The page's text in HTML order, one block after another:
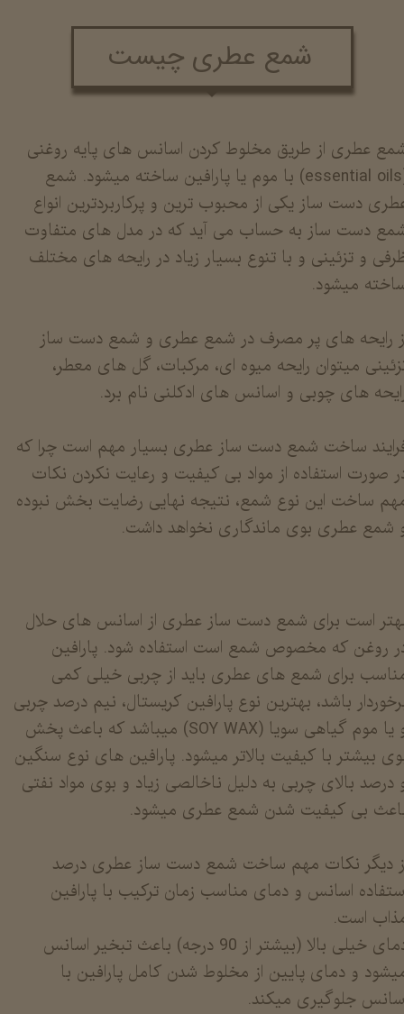
عطری از طریق مخلوط کردن اسانس های پایه روغنی
(essential oils) با موم یا پارافین ساخته میشود. شمع
دست ساز یکی از محبوب ترین و پرکاربردترین انواع
دست ساز به حساب می آید که در مدل های متفاوت
و تزئینی و با تنوع بسیار زیاد در رایحه های مختلف
میشود.
رایحه های پر مصرف در شمع عطری و شمع دست ساز
میتوان رایحه میوه ای، مرکبات، گل های معطر،
های چوبی و اسانس های ادکلنی نام برد.
ساخت شمع دست ساز عطری بسیار مهم است چرا که
صورت استفاده از مواد بی کیفیت و رعایت نکردن نکات
ساخت این نوع شمع، نتیجه نهایی رضایت بخش نبوده
شمع عطری بوی ماندگاری نخواهد داشت.
است برای شمع دست ساز عطری از اسانس های حلال
روغن که مخصوص شمع است استفاده شود. پارافین
برای شمع های عطری باید از چربی خیلی کمی
باشد، بهترین نوع پارافین کریستال، نیم درصد چربی
و یا موم گیاهی سویا (SOY WAX) میباشد که باعث پخش
بیشتر با کیفیت بالاتر میشود. پارافین های نوع سنگین
درصد بالای چربی به دلیل ناخالصی زیاد و بوی مواد نفتی
بی کیفیت شدن شمع عطری میشود.
دیگر نکات مهم ساخت شمع دست ساز عطری درصد
اسانس و دمای مناسب زمان ترکیب با پارافین
است.
دمای خیلی بالا (بیشتر از 90 درجه) باعث تبخیر اسانس
و دمای پایین از مخلوط شدن کامل پارافین با
جلوگیری میکند.
شمع عطری چیست